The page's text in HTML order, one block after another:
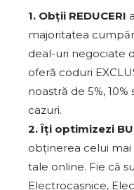
1. Obții REDUCERI
majoritatea
deal-uri negociate
oferă coduri
noastră de 5%, 10%
cazuri.
2. Îți optimizezi
obținerea celui
tale online. Fie că
Electrocasnice,